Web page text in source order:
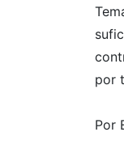
por
Por